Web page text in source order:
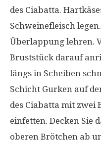
des Ciabatta.
Schweinefleisch
Überlappung lehren.
Bruststück darauf
längs in Scheiben
Schicht Gurken auf
des Ciabatta mit zwei
einfetten. Decken Sie
oberen Brötchen ab